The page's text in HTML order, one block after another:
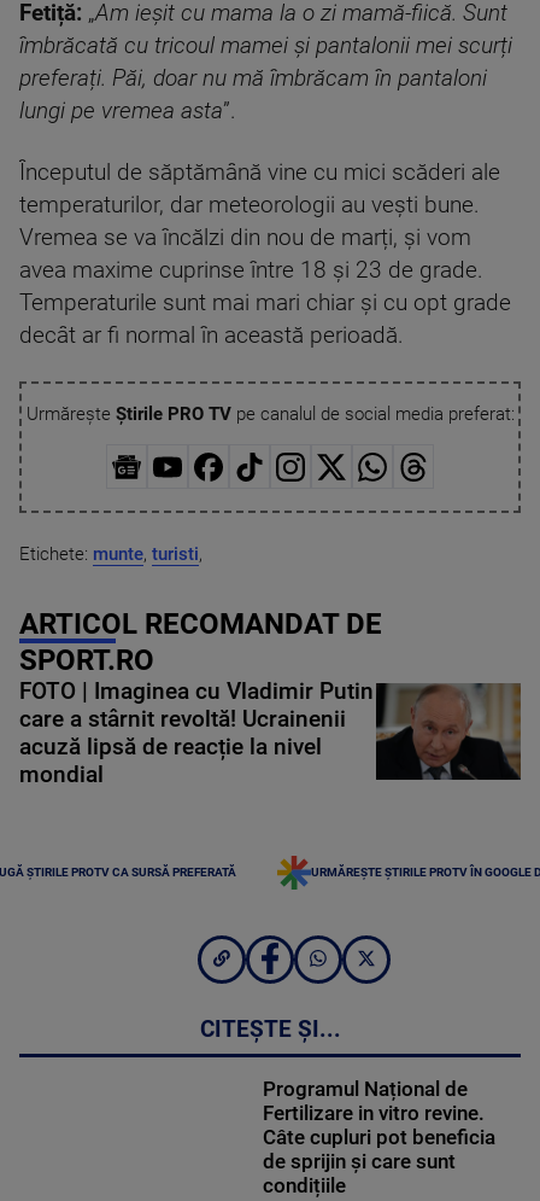
Fetiță: „Am ieșit cu mama la o zi mamă-fiică. Sunt
îmbrăcată cu tricoul mamei și pantalonii mei scurți
preferați. Păi, doar nu mă îmbrăcam în pantaloni
lungi pe vremea asta”.
Începutul de săptămână vine cu mici scăderi ale
temperaturilor, dar meteorologii au vești bune.
Vremea se va încălzi din nou de marți, și vom
avea maxime cuprinse între 18 și 23 de grade.
Temperaturile sunt mai mari chiar și cu opt grade
decât ar fi normal în această perioadă.
Urmărește Știrile PRO TVpe canalul de social media preferat:
Etichete: munte, turisti,
ARTICOL RECOMANDAT DE
SPORT.RO
FOTO | Imaginea cu Vladimir Putin
care a stârnit revoltă! Ucrainenii
acuză lipsă de reacție la nivel
mondial
ȘTIRILE PROTV CA SURSĂ PREFERATĂ URMĂREȘTE ȘTIRILE PROTV ÎN GOOGLE
CITEȘTE ȘI...
Programul Național de
Fertilizare in vitro revine.
Câte cupluri pot beneficia
de sprijin și care sunt
condițiile